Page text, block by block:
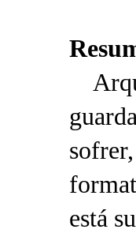
está